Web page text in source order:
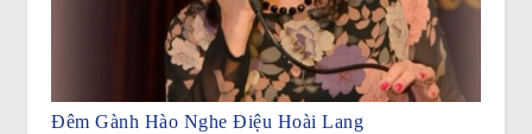
Đêm Gành Hào Nghe Điệu Hoài Lang